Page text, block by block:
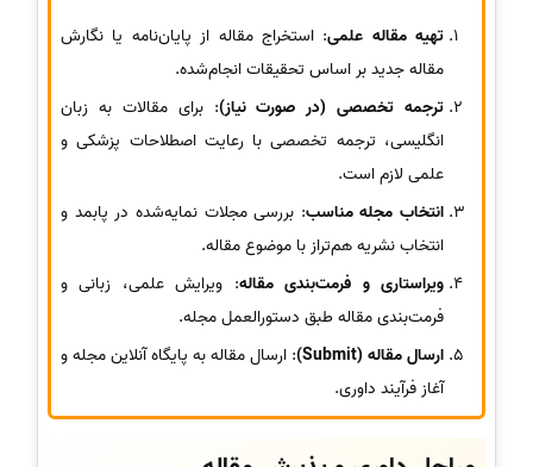
تهیه مقاله علمی: استخراج مقاله از پایان‌نامه یا نگارش
مقاله جدید بر اساس تحقیقات انجام‌شده.
ترجمه تخصصی (در صورت نیاز): برای مقالات به زبان
انگلیسی، ترجمه تخصصی با رعایت اصطلاحات پزشکی و
علمی لازم است.
انتخاب مجله مناسب: بررسی مجلات نمایه‌شده در پابمد و
انتخاب نشریه هم‌تراز با موضوع مقاله.
ویراستاری و فرمت‌بندی مقاله: ویرایش علمی، زبانی و
فرمت‌بندی مقاله طبق دستورالعمل مجله.
ارسال مقاله (Submit)
: ارسال مقاله به پایگاه آنلاین مجله و
آغاز فرآیند داوری.